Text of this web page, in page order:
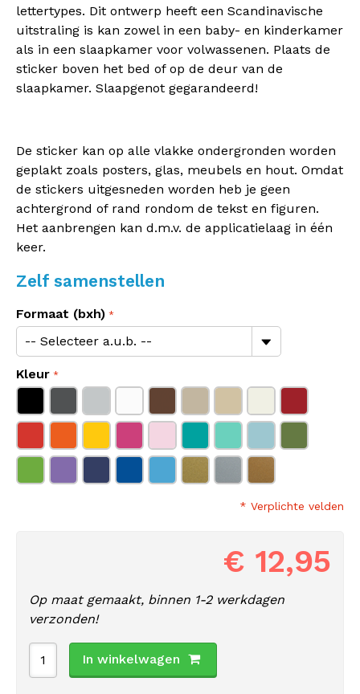
lettertypes. Dit ontwerp heeft een Scandinavische
uitstraling is kan zowel in een baby- en kinderkamer
als in een slaapkamer voor volwassenen. Plaats de
sticker boven het bed of op de deur van de
slaapkamer. Slaapgenot gegarandeerd!
De sticker kan op alle vlakke ondergronden worden
geplakt zoals posters, glas, meubels en hout. Omdat
de stickers uitgesneden worden heb je geen
achtergrond of rand rondom de tekst en figuren.
Het aanbrengen kan d.m.v. de applicatielaag in één
keer.
Zelf samenstellen
Formaat (bxh)
Kleur
* Verplichte velden
€ 12,95
Op maat gemaakt, binnen 1-2 werkdagen
verzonden!
In winkelwagen